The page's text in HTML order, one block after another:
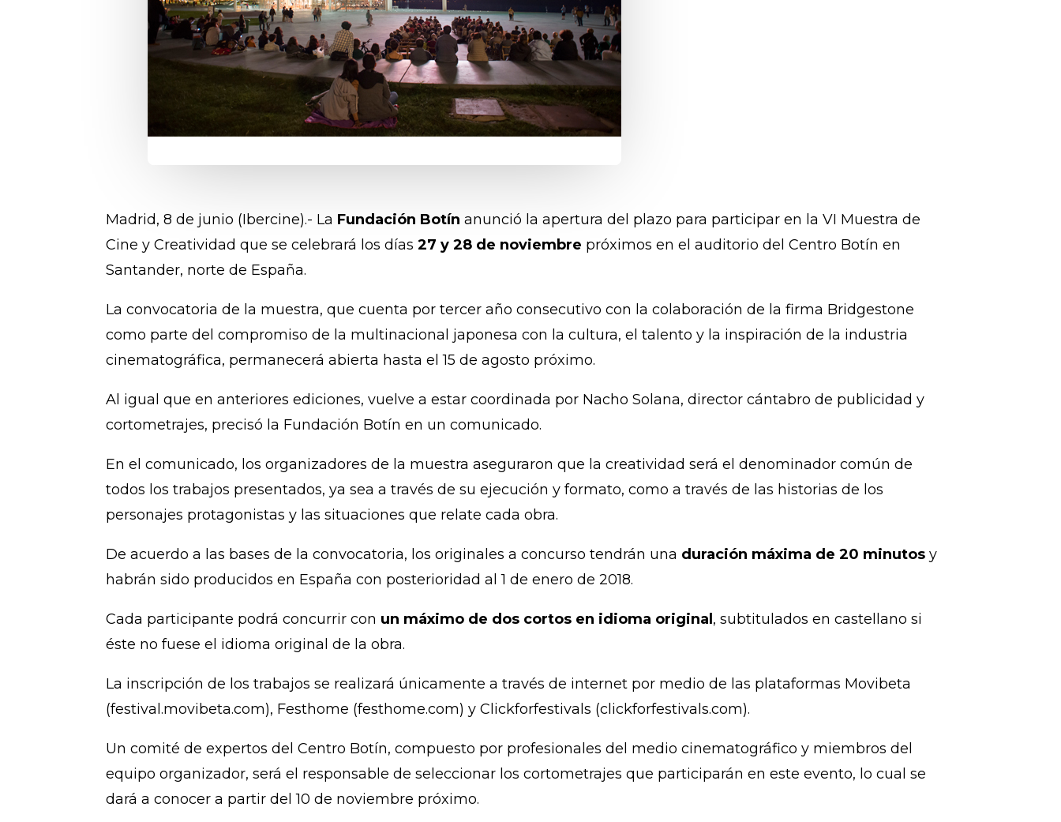
Madrid, 8 de junio (Ibercine).- La Fundación Botín anunció la apertura del plazo para participar en la VI Muestra de
Cine y Creatividad que se celebrará los días27 y 28 de noviembre próximos en el auditorio del Centro Botín en
Santander, norte de España.
La convocatoria de la muestra, que cuenta por tercer año consecutivo con la colaboración de la firma Bridgestone
como parte del compromiso de la multinacional japonesa con la cultura, el talento y la inspiración de la industria
cinematográfica, permanecerá abierta hasta el 15 de agosto próximo.
Al igual que en anteriores ediciones, vuelve a estar coordinada por Nacho Solana, director cántabro de publicidad y
cortometrajes, precisó la Fundación Botín en un comunicado.
En el comunicado, los organizadores de la muestra aseguraron que la creatividad será el denominador común de
todos los trabajos presentados, ya sea a través de su ejecución y formato, como a través de las historias de los
personajes protagonistas y las situaciones que relate cada obra.
De acuerdo a las bases de la convocatoria, los originales a concurso tendrán una duración máxima de 20 minutos y
habrán sido producidos en España con posterioridad al 1 de enero de 2018.
Cada participante podrá concurrir con un máximo de dos cortos en idioma original , subtitulados en castellano si
éste no fuese el idioma original de la obra.
La inscripción de los trabajos se realizará únicamente a través de internet por medio de las plataformas Movibeta
(festival.movibeta.com), Festhome (festhome.com) y Clickforfestivals (clickforfestivals.com).
Un comité de expertos del Centro Botín, compuesto por profesionales del medio cinematográfico y miembros del
equipo organizador, será el responsable de seleccionar los cortometrajes que participarán en este evento, lo cual se
dará a conocer a partir del 10 de noviembre próximo.